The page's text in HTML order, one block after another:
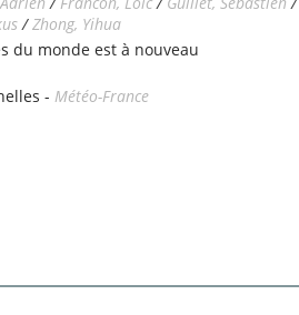
/Zhong, Yihua
du monde est à nouveau
- Météo-France